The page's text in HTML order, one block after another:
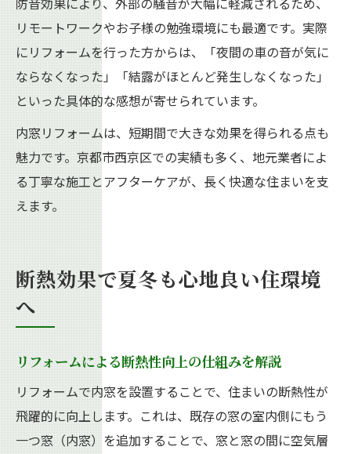
リモートワークやお子様の勉強環境にも最適です。実際
にリフォームを行った方からは、「夜間の車の音が気に
ならなくなった」「結露がほとんど発生しなくなった」
といった具体的な感想が寄せられています。
内窓リフォームは、短期間で大きな効果を得られる点も
魅力です。京都市西京区での実績も多く、地元業者によ
る丁寧な施工とアフターケアが、長く快適な住まいを支
えます。
断熱効果で夏冬も心地良い住環境
へ
リフォームによる断熱性向上の仕組みを解説
リフォームで内窓を設置することで、住まいの断熱性が
飛躍的に向上します。これは、既存の窓の室内側にもう
一つ窓（内窓）を追加することで、窓と窓の間に空気層